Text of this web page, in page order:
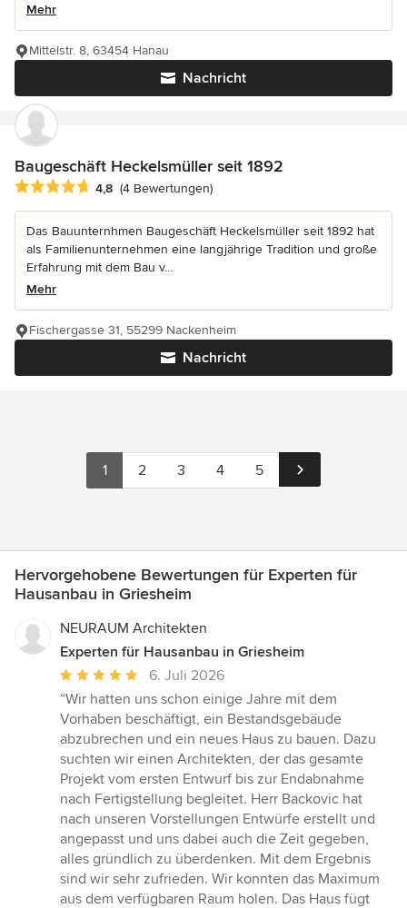
Mehr
Nachricht
Mittelstr. 8, 63454 Hanau
Baugeschäft Heckelsmüller seit 1892
Durchschnittliche Bewertung: 4.8 von 5 Sternen
4,8 (4 Bewertungen)
Das Bauunternhmen Baugeschäft Heckelsmüller seit 1892 hat
als Familienunternehmen eine langjährige Tradition und große
Erfahrung mit dem Bau v...
Mehr
Nachricht
Fischergasse 31, 55299 Nackenheim
1 2 3 4 5
Hervorgehobene Bewertungen für Experten für
Hausanbau in Griesheim
NEURAUM Architekten
Experten für Hausanbau in Griesheim
Durchschnittliche
Bewertung:
5
von
5
Sternen
6. Juli 2026
“Wir hatten uns schon einige Jahre mit dem
Vorhaben beschäftigt, ein Bestandsgebäude
abzubrechen und ein neues Haus zu bauen. Dazu
suchten wir einen Architekten, der das gesamte
Projekt vom ersten Entwurf bis zur Endabnahme
nach Fertigstellung begleitet. Herr Backovic hat
nach unseren Vorstellungen Entwürfe erstellt und
angepasst und uns dabei auch die Zeit gegeben,
alles gründlich zu überdenken. Mit dem Ergebnis
sind wir sehr zufrieden. Wir konnten das Maximum
aus dem verfügbaren Raum holen. Das Haus fügt